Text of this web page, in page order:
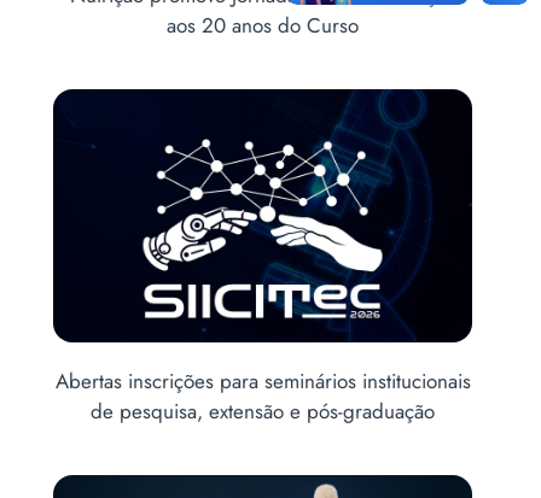
Legislativo de Erechim pelos seus 20 anos
Novas terapias e condutas clínicas pautam curso
sobre obesidade